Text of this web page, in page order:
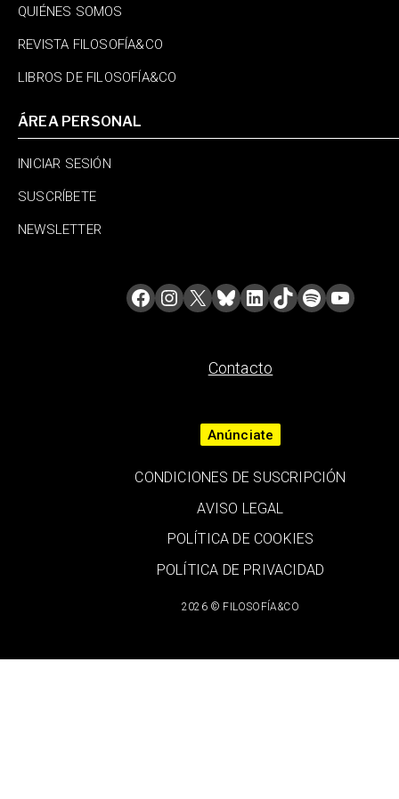
QUIÉNES SOMOS
REVISTA FILOSOFÍA&CO
LIBROS DE FILOSOFÍA&CO
ÁREA PERSONAL
INICIAR SESIÓN
SUSCRÍBETE
NEWSLETTER
Contacto
2026 © FILOSOFÍA&CO
Anúnciate
CONDICIONES DE SUSCRIPCIÓN
AVISO LEGAL
POLÍTICA DE COOKIES
POLÍTICA DE PRIVACIDAD